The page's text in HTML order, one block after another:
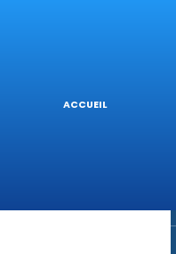
ACCUEIL